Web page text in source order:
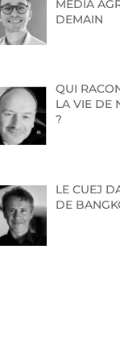
MEDIA
DEMAIN
QUI
LA VIE DE
?
LE CUEJ
DE